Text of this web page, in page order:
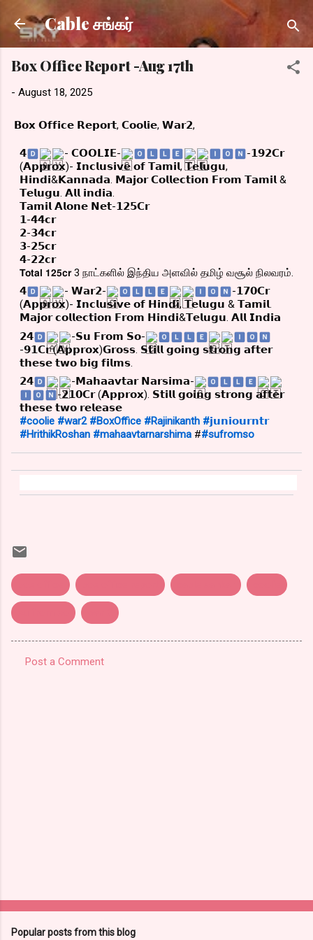
Skip to main content
Cable சங்கர்
Box Office Report -Aug 17th
- August 18, 2025
𝗕𝗼𝘅 𝗢𝗳𝗳𝗶𝗰𝗲 𝗥𝗲𝗽𝗼𝗿𝘁, 𝗖𝗼𝗼𝗹𝗶𝗲, 𝗪𝗮𝗿𝟮,
𝟰 ‌- 𝗖𝗢𝗢𝗟𝗜𝗘-
‌-𝟭𝟵𝟮𝗖𝗿
(𝗔𝗽𝗽𝗿𝗼𝘅)- 𝗜𝗻𝗰𝗹𝘂𝘀𝗶𝘃𝗲 𝗼𝗳 𝗧𝗮𝗺𝗶𝗹, 𝗧𝗲𝗹𝘂𝗴𝘂,
𝗛𝗶𝗻𝗱𝗶&𝗞𝗮𝗻𝗻𝗮𝗱𝗮. 𝗠𝗮𝗷𝗼𝗿 𝗖𝗼𝗹𝗹𝗲𝗰𝘁𝗶𝗼𝗻 𝗙𝗿𝗼𝗺 𝗧𝗮𝗺𝗶𝗹 &
𝗧𝗲𝗹𝘂𝗴𝘂. 𝗔𝗹𝗹 𝗶𝗻𝗱𝗶𝗮.
𝗧𝗮𝗺𝗶𝗹 𝗔𝗹𝗼𝗻𝗲 𝗡𝗲𝘁-𝟭𝟮𝟱𝗖𝗿
𝟭-𝟰𝟰𝗰𝗿
𝟮-𝟯𝟰𝗰𝗿
𝟯-𝟮𝟱𝗰𝗿
𝟰-𝟮𝟮𝗰𝗿
𝗧𝗼𝘁𝗮𝗹 𝟭𝟮𝟱𝗰𝗿 3 நாட்களில் இந்திய அளவில் தமிழ் வசூல் நிலவரம்.
𝟰
‌- 𝗪𝗮𝗿𝟮-
‌-𝟭𝟳𝟬𝗖𝗿
(𝗔𝗽𝗽𝗿𝗼𝘅)- 𝗜𝗻𝗰𝗹𝘂𝘀𝗶𝘃𝗲 𝗼𝗳 𝗛𝗶𝗻𝗱𝗶, 𝗧𝗲𝗹𝘂𝗴𝘂 & 𝗧𝗮𝗺𝗶𝗹.
𝗠𝗮𝗷𝗼𝗿 𝗰𝗼𝗹𝗹𝗲𝗰𝘁𝗶𝗼𝗻 𝗙𝗿𝗼𝗺 𝗛𝗶𝗻𝗱𝗶&𝗧𝗲𝗹𝘂𝗴𝘂. 𝗔𝗹𝗹 𝗜𝗻𝗱𝗶𝗮
𝟮𝟰
‌-𝗦𝘂 𝗙𝗿𝗼𝗺 𝗦𝗼-
-𝟵𝟭𝗖𝗿 (𝗔𝗽𝗽𝗿𝗼𝘅)𝗚𝗿𝗼𝘀𝘀. 𝗦𝘁𝗶𝗹𝗹 𝗴𝗼𝗶𝗻𝗴 𝘀𝘁𝗿𝗼𝗻𝗴 𝗮𝗳𝘁𝗲𝗿
𝘁𝗵𝗲𝘀𝗲 𝘁𝘄𝗼 𝗯𝗶𝗴 𝗳𝗶𝗹𝗺𝘀.
𝟮𝟰
‌-𝗠𝗮𝗵𝗮𝗮𝘃𝘁𝗮𝗿 𝗡𝗮𝗿𝘀𝗶𝗺𝗮-
‌-𝟮𝟭𝟬𝗖𝗿 (𝗔𝗽𝗽𝗿𝗼𝘅). 𝗦𝘁𝗶𝗹𝗹 𝗴𝗼𝗶𝗻𝗴 𝘀𝘁𝗿𝗼𝗻𝗴 𝗮𝗳𝘁𝗲𝗿
𝘁𝗵𝗲𝘀𝗲 𝘁𝘄𝗼 𝗿𝗲𝗹𝗲𝗮𝘀𝗲
#coolie #war2 #BoxOffice #Rajinikanth #𝗷𝘂𝗻𝗶𝗼𝘂𝗿𝗻𝘁𝗿
#HrithikRoshan #mahaavtarnarshima ##sufromso
Post a Comment
Popular posts from this blog